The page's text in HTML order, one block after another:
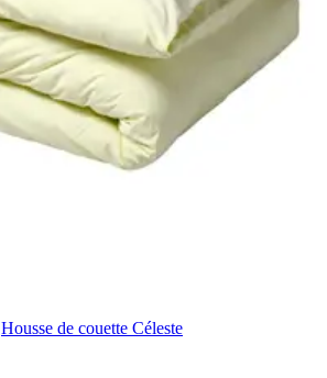
Housse de couette Céleste